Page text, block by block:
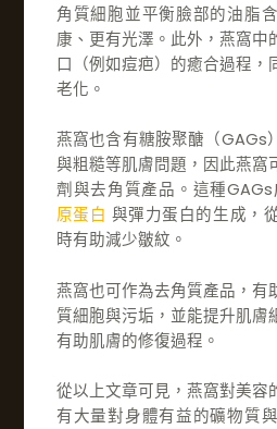
角質細胞並平衡臉部的油脂
康、更有光澤。此外，燕窩中
口（例如痘疤）的癒合過程，
老化。
燕窩也含有糖胺聚醣（GAGs
與粗糙等肌膚問題，因此燕窩
劑與去角質產品。這種
原蛋白 與彈力蛋白的生成，
時有助減少皺紋。
燕窩也可作為去角質產品，有
質細胞與污垢，並能提升肌膚
有助肌膚的修復過程。
從以上文章可見，燕窩對美容
有大量對身體有益的礦物質